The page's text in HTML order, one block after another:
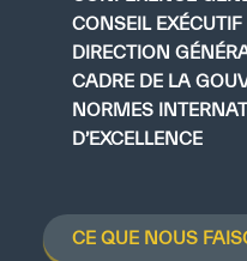
CONSEIL EXÉCUTIF
DIRECTION
CADRE DE LA
NORMES
D’EXCELLENCE
CE QUE NOUS